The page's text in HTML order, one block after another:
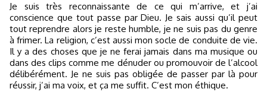
Je suis très reconnaissante de ce qui m’arrive, et j’ai
conscience que tout passe par Dieu. Je sais aussi qu’il peut
tout reprendre alors je reste humble, je ne suis pas du genre
à frimer. La religion, c’est aussi mon socle de conduite de vie.
Il y a des choses que je ne ferai jamais dans ma musique ou
dans des clips comme me dénuder ou promouvoir de l’alcool
délibérément. Je ne suis pas obligée de passer par là pour
réussir, j’ai ma voix, et ça me suffit. C’est mon éthique.